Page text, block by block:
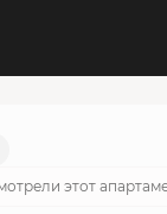
этот